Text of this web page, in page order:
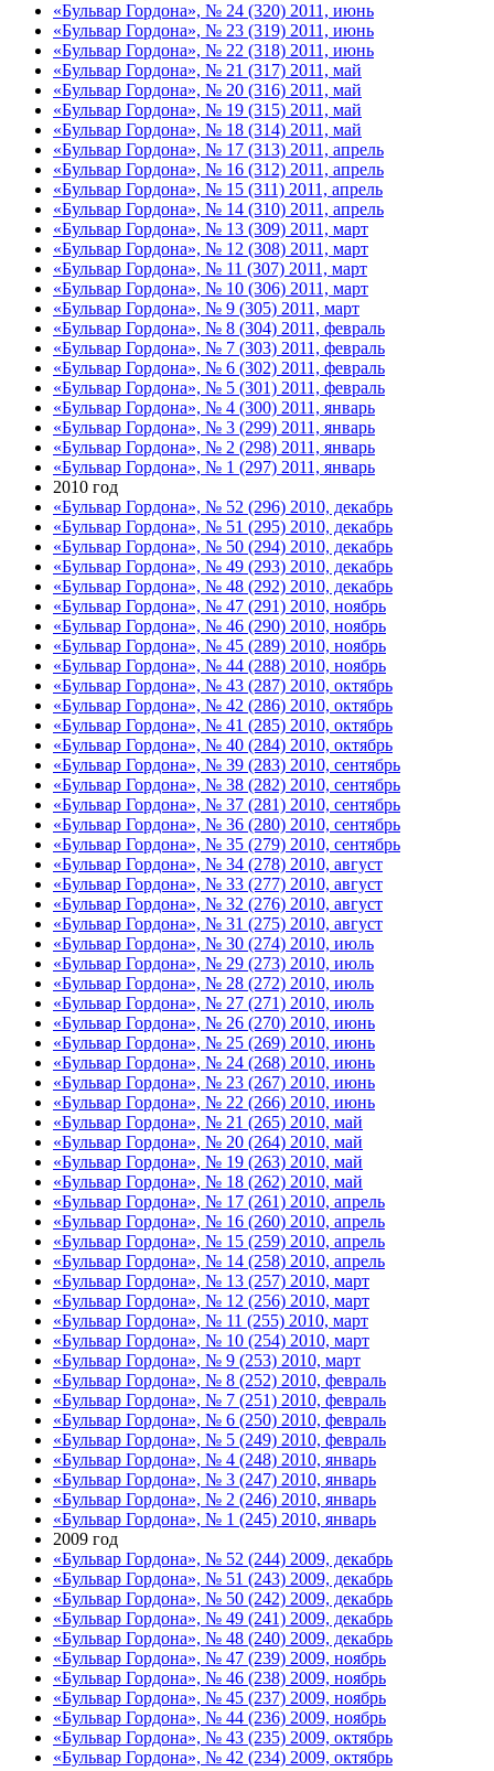
«Бульвар Гордона», № 24 (320) 2011, июнь
«Бульвар Гордона», № 23 (319) 2011, июнь
«Бульвар Гордона», № 22 (318) 2011, июнь
«Бульвар Гордона», № 21 (317) 2011, май
«Бульвар Гордона», № 20 (316) 2011, май
«Бульвар Гордона», № 19 (315) 2011, май
«Бульвар Гордона», № 18 (314) 2011, май
«Бульвар Гордона», № 17 (313) 2011, апрель
«Бульвар Гордона», № 16 (312) 2011, апрель
«Бульвар Гордона», № 15 (311) 2011, апрель
«Бульвар Гордона», № 14 (310) 2011, апрель
«Бульвар Гордона», № 13 (309) 2011, март
«Бульвар Гордона», № 12 (308) 2011, март
«Бульвар Гордона», № 11 (307) 2011, март
«Бульвар Гордона», № 10 (306) 2011, март
«Бульвар Гордона», № 9 (305) 2011, март
«Бульвар Гордона», № 8 (304) 2011, февраль
«Бульвар Гордона», № 7 (303) 2011, февраль
«Бульвар Гордона», № 6 (302) 2011, февраль
«Бульвар Гордона», № 5 (301) 2011, февраль
«Бульвар Гордона», № 4 (300) 2011, январь
«Бульвар Гордона», № 3 (299) 2011, январь
«Бульвар Гордона», № 2 (298) 2011, январь
«Бульвар Гордона», № 1 (297) 2011, январь
2010 год
«Бульвар Гордона», № 52 (296) 2010, декабрь
«Бульвар Гордона», № 51 (295) 2010, декабрь
«Бульвар Гордона», № 50 (294) 2010, декабрь
«Бульвар Гордона», № 49 (293) 2010, декабрь
«Бульвар Гордона», № 48 (292) 2010, декабрь
«Бульвар Гордона», № 47 (291) 2010, ноябрь
«Бульвар Гордона», № 46 (290) 2010, ноябрь
«Бульвар Гордона», № 45 (289) 2010, ноябрь
«Бульвар Гордона», № 44 (288) 2010, ноябрь
«Бульвар Гордона», № 43 (287) 2010, октябрь
«Бульвар Гордона», № 42 (286) 2010, октябрь
«Бульвар Гордона», № 41 (285) 2010, октябрь
«Бульвар Гордона», № 40 (284) 2010, октябрь
«Бульвар Гордона», № 39 (283) 2010, сентябрь
«Бульвар Гордона», № 38 (282) 2010, сентябрь
«Бульвар Гордона», № 37 (281) 2010, сентябрь
«Бульвар Гордона», № 36 (280) 2010, сентябрь
«Бульвар Гордона», № 35 (279) 2010, сентябрь
«Бульвар Гордона», № 34 (278) 2010, август
«Бульвар Гордона», № 33 (277) 2010, август
«Бульвар Гордона», № 32 (276) 2010, август
«Бульвар Гордона», № 31 (275) 2010, август
«Бульвар Гордона», № 30 (274) 2010, июль
«Бульвар Гордона», № 29 (273) 2010, июль
«Бульвар Гордона», № 28 (272) 2010, июль
«Бульвар Гордона», № 27 (271) 2010, июль
«Бульвар Гордона», № 26 (270) 2010, июнь
«Бульвар Гордона», № 25 (269) 2010, июнь
«Бульвар Гордона», № 24 (268) 2010, июнь
«Бульвар Гордона», № 23 (267) 2010, июнь
«Бульвар Гордона», № 22 (266) 2010, июнь
«Бульвар Гордона», № 21 (265) 2010, май
«Бульвар Гордона», № 20 (264) 2010, май
«Бульвар Гордона», № 19 (263) 2010, май
«Бульвар Гордона», № 18 (262) 2010, май
«Бульвар Гордона», № 17 (261) 2010, апрель
«Бульвар Гордона», № 16 (260) 2010, апрель
«Бульвар Гордона», № 15 (259) 2010, апрель
«Бульвар Гордона», № 14 (258) 2010, апрель
«Бульвар Гордона», № 13 (257) 2010, март
«Бульвар Гордона», № 12 (256) 2010, март
«Бульвар Гордона», № 11 (255) 2010, март
«Бульвар Гордона», № 10 (254) 2010, март
«Бульвар Гордона», № 9 (253) 2010, март
«Бульвар Гордона», № 8 (252) 2010, февраль
«Бульвар Гордона», № 7 (251) 2010, февраль
«Бульвар Гордона», № 6 (250) 2010, февраль
«Бульвар Гордона», № 5 (249) 2010, февраль
«Бульвар Гордона», № 4 (248) 2010, январь
«Бульвар Гордона», № 3 (247) 2010, январь
«Бульвар Гордона», № 2 (246) 2010, январь
«Бульвар Гордона», № 1 (245) 2010, январь
2009 год
«Бульвар Гордона», № 52 (244) 2009, декабрь
«Бульвар Гордона», № 51 (243) 2009, декабрь
«Бульвар Гордона», № 50 (242) 2009, декабрь
«Бульвар Гордона», № 49 (241) 2009, декабрь
«Бульвар Гордона», № 48 (240) 2009, декабрь
«Бульвар Гордона», № 47 (239) 2009, ноябрь
«Бульвар Гордона», № 46 (238) 2009, ноябрь
«Бульвар Гордона», № 45 (237) 2009, ноябрь
«Бульвар Гордона», № 44 (236) 2009, ноябрь
«Бульвар Гордона», № 43 (235) 2009, октябрь
«Бульвар Гордона», № 42 (234) 2009, октябрь